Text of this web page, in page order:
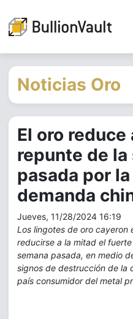
Noticias Oro
El oro reduce
repunte de la
pasada por
demanda
Jueves, 11/28/2024 16:19
Los lingotes de oro cayeron
reducirse a la mitad el
semana pasada, en medio
signos de destrucción de la
país consumidor del metal